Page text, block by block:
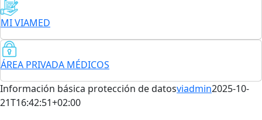
MI VIAMED
ÁREA PRIVADA MÉDICOS
Información básica protección de datosviadmin2025-10-
21T16:42:51+02:00